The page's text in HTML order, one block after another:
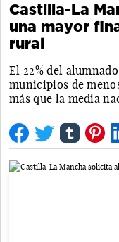
Castilla-La
una mayor
rural
El 22% del
municipios de
más que la media